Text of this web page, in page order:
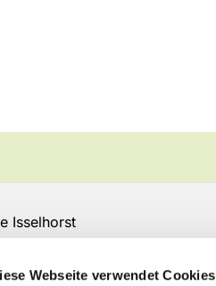
Webseite verwendet Cookies
Isselhorst